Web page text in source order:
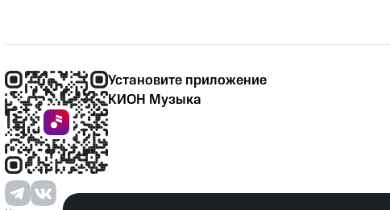
Установите приложение
КИОН Музыка